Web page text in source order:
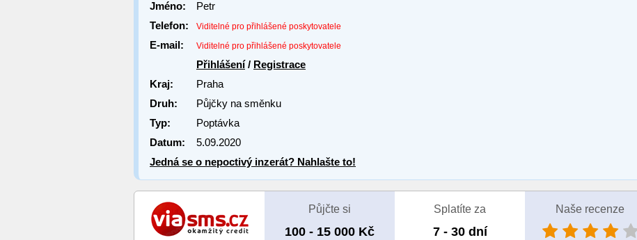
Jméno:
Petr
Telefon:
Viditelné pro přihlášené poskytovatele
E-mail: Viditelné pro přihlášené poskytovatele
Přihlášení/ Registrace
Kraj:
Praha
Druh:
Půjčky na směnku
Typ:
Poptávka
Datum:
5.09.2020
Jedná se o nepoctivý inzerát? Nahlašte to!
Půjčte si
100 - 15 000 Kč
Splatíte za
7 - 30 dní
Naše recenze